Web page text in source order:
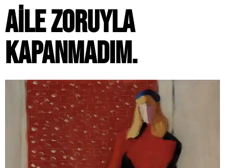
AILE ZORUYLA
KAPANMADIM.